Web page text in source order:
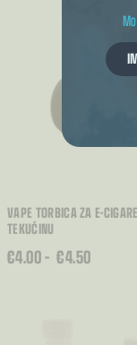
VAPE TORBICA ZA E-
TEKUĆINU
€4.00– €4.50
RASPON